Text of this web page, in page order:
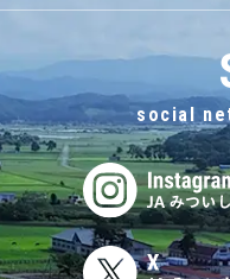
social